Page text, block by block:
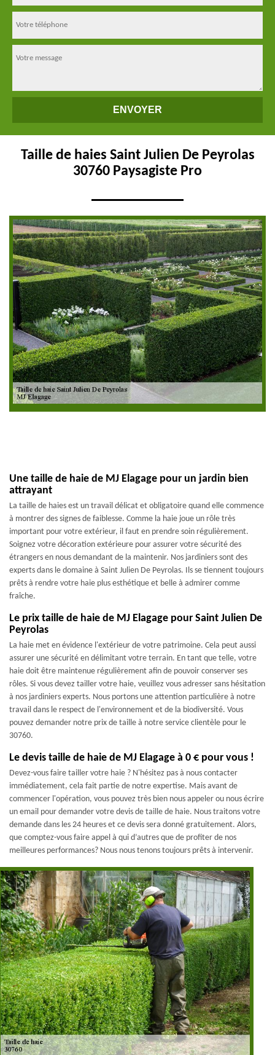
Taille de haies Saint Julien De Peyrolas
30760 Paysagiste Pro
Une taille de haie de MJ Elagage pour un jardin bien
attrayant
La taille de haies est un travail délicat et obligatoire quand elle commence
à montrer des signes de faiblesse. Comme la haie joue un rôle très
important pour votre extérieur, il faut en prendre soin régulièrement.
Soignez votre décoration extérieure pour assurer votre sécurité des
étrangers en nous demandant de la maintenir. Nos jardiniers sont des
experts dans le domaine à Saint Julien De Peyrolas. Ils se tiennent toujours
prêts à rendre votre haie plus esthétique et belle à admirer comme
fraîche.
Le prix taille de haie de MJ Elagage pour Saint Julien De
Peyrolas
La haie met en évidence l'extérieur de votre patrimoine. Cela peut aussi
assurer une sécurité en délimitant votre terrain. En tant que telle, votre
haie doit être maintenue régulièrement afin de pouvoir conserver ses
rôles. Si vous devez tailler votre haie, veuillez vous adresser sans hésitation
à nos jardiniers experts. Nous portons une attention particulière à notre
travail dans le respect de l'environnement et de la biodiversité. Vous
pouvez demander notre prix de taille à notre service clientèle pour le
30760.
Le devis taille de haie de MJ Elagage à 0 € pour vous !
Devez-vous faire tailler votre haie ? N'hésitez pas à nous contacter
immédiatement, cela fait partie de notre expertise. Mais avant de
commencer l'opération, vous pouvez très bien nous appeler ou nous écrire
un email pour demander votre devis de taille de haie. Nous traitons votre
demande dans les 24 heures et ce devis sera donné gratuitement. Alors,
que comptez-vous faire appel à qui d’autres que de profiter de nos
meilleures performances? Nous nous tenons toujours prêts à intervenir.